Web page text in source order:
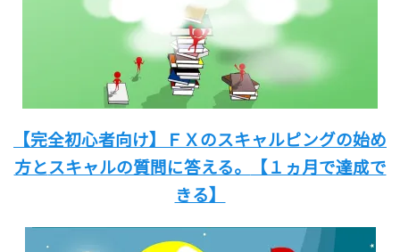
【完全初心者向け】
ＦＸのスキャルピングの始め
方とスキャルの質問に答える。
【１ヵ月で達成で
きる】